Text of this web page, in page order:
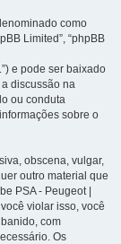
como
Limited”, “phpBB
e pode ser baixado
discussão na
ou conduta
sobre o
obscena, vulgar,
outro material que
PSA - Peugeot |
violar isso, você
com
Os